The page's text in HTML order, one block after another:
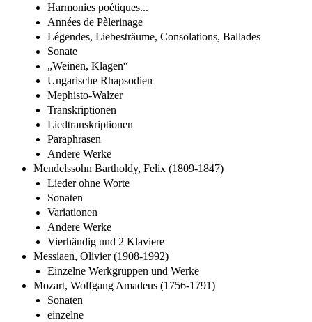
Harmonies poétiques...
Années de Pèlerinage
Légendes, Liebesträume, Consolations, Ballades
Sonate
„Weinen, Klagen“
Ungarische Rhapsodien
Mephisto-Walzer
Transkriptionen
Liedtranskriptionen
Paraphrasen
Andere Werke
Mendelssohn Bartholdy, Felix (1809-1847)
Lieder ohne Worte
Sonaten
Variationen
Andere Werke
Vierhändig und 2 Klaviere
Messiaen, Olivier (1908-1992)
Einzelne Werkgruppen und Werke
Mozart, Wolfgang Amadeus (1756-1791)
Sonaten
einzelne